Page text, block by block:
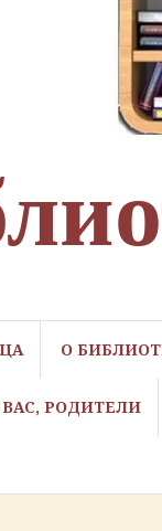
О
РОДИТЕЛИ